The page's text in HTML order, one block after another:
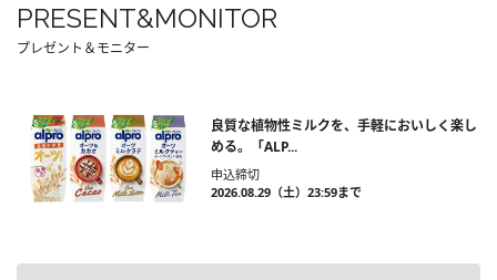
PRESENT&MONITOR
プレゼント＆モニター
良質な植物性ミルクを、手軽においしく楽し
める。「ALP...
申込締切
2026.08.29（土）23:59まで